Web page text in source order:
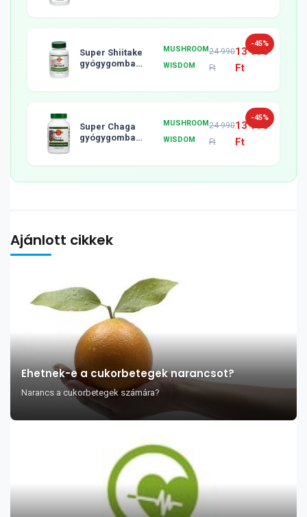
-45%
Super Shiitake
gyógygomba
MUSHROOM
WISDOM
24 990
Ft
13 990
Ft
-45%
Super Chaga
gyógygomba
MUSHROOM
WISDOM
24 990
Ft
13 990
Ft
Ajánlott cikkek
Ehetnek-e a cukorbetegek narancsot?
Narancs a cukorbetegek számára?